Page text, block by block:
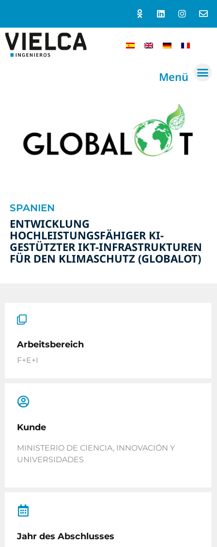
Menü
SPANIEN
ENTWICKLUNG
HOCHLEISTUNGSFÄHIGER KI-
GESTÜTZTER IKT-INFRASTRUKTUREN
FÜR DEN KLIMASCHUTZ (GLOBALOT)
Arbeitsbereich
F+E+I
Kunde
MINISTERIO DE CIENCIA, INNOVACIÓN Y
UNIVERSIDADES
Jahr des Abschlusses